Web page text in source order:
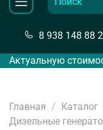
8 938 148 88
Актуальную
Главная Каталог
Дизельные